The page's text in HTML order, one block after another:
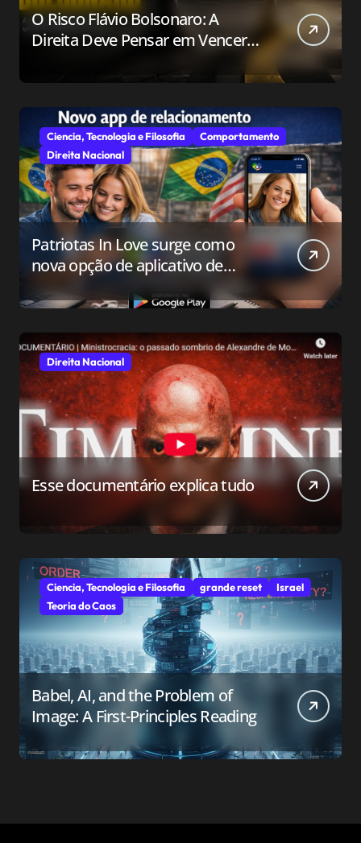
O Risco Flávio Bolsonaro: A
Direita Deve Pensar em Vencer
Ciencia, Tecnologia e Filosofia
Comportamento
Direita Nacional
Patriotas In Love surge como
nova opção de aplicativo de
relacionamento para o público
conservador
Direita Nacional
Esse documentário explica tudo
Ciencia, Tecnologia e Filosofia grande reset
Israel
Teoria do Caos
Babel, AI, and the Problem of
Image: A First-Principles Reading